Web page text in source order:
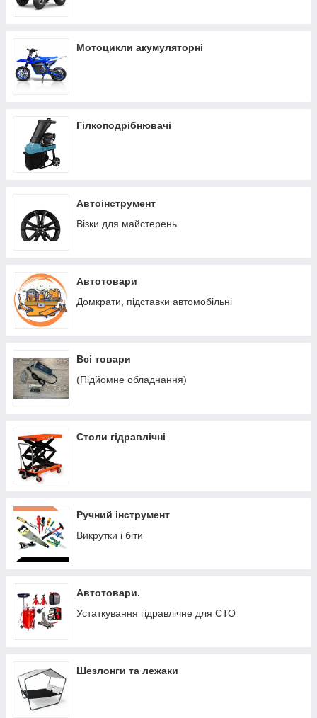
Мотоцикли акумуляторні
Гілкоподрібнювачі
Автоінструмент
Візки для майстерень
Автотовари
Домкрати, підставки автомобільні
Всі товари
(Підйомне обладнання)
Столи гідравлічні
Ручний інструмент
Викрутки і біти
Автотовари.
Устаткування гідравлічне для СТО
Шезлонги та лежаки